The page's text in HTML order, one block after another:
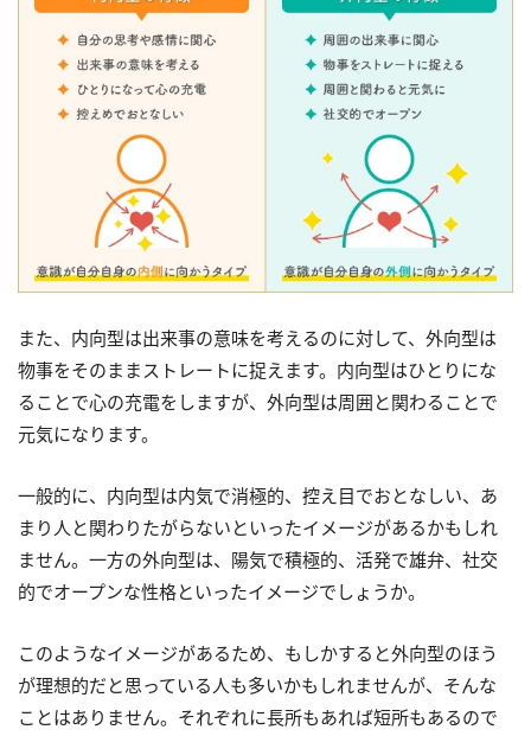
また、内向型は出来事の意味を考えるのに対して、外向型は
物事をそのままストレートに捉えます。内向型はひとりにな
ることで心の充電をしますが、外向型は周囲と関わることで
元気になります。
一般的に、内向型は内気で消極的、控え目でおとなしい、あ
まり人と関わりたがらないといったイメージがあるかもしれ
ません。一方の外向型は、陽気で積極的、活発で雄弁、社交
的でオープンな性格といったイメージでしょうか。
このようなイメージがあるため、もしかすると外向型のほう
が理想的だと思っている人も多いかもしれませんが、そんな
ことはありません。それぞれに長所もあれば短所もあるので